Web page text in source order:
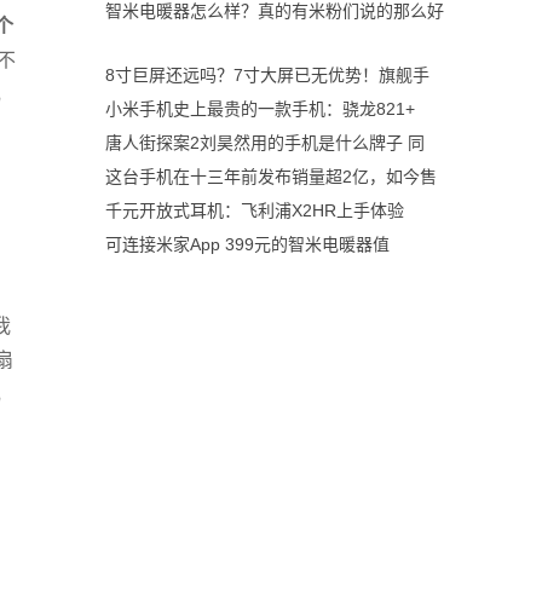
智米电暖器怎么样？真的有米粉们说的那么好
8寸巨屏还远吗？7寸大屏已无优势！旗舰手
小米手机史上最贵的一款手机：骁龙821+
唐人街探案2刘昊然用的手机是什么牌子 同
这台手机在十三年前发布销量超2亿，如今售
千元开放式耳机：飞利浦X2HR上手体验
可连接米家App 399元的智米电暖器值